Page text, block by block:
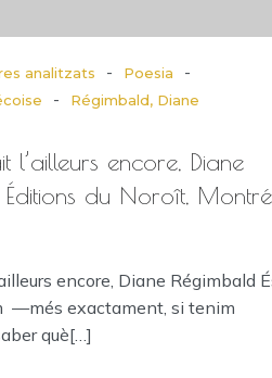
analitzats - Poesia -
-
Régimbald, Diane
l’ailleurs encore, Diane
Éditions du Noroît,
encore, Diane Régimbald
—més exactament, si tenim
què[…]